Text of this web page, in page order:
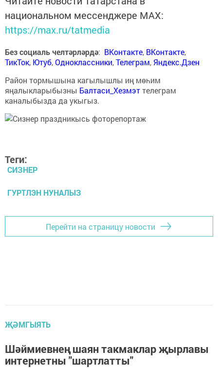
национальном мессенджере MАХ:
https://max.ru/tatmedia
Без социаль челтәрләрдә: ВКонтакте, ВКонтакте,
ТикТок, Ютуб,Одноклассники,Телеграм, Яндекс.Дзен
Район тормышына кагылышлы иң мөһим
яңалыкларыбызны Балтаси_Хезмэттелеграм
каналыбызда да укыгыз.
Теги:
СИЗНЕР
ГУРТЛЭН НУНАЛЫЗ
Перейти на страницу новости
ҖӘМГЫЯТЬ
Шәймиевнең шаян такмаклар җырлавы
интернетны "шартлатты"